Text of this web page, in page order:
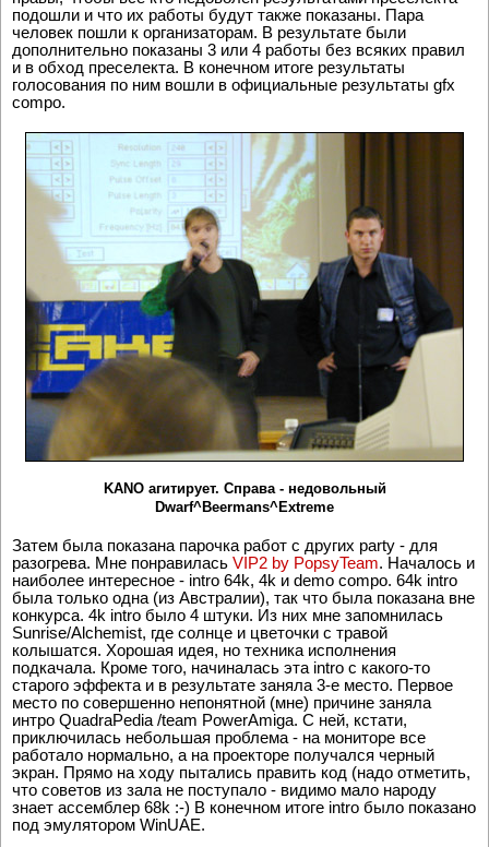
подошли и что их работы будут также показаны. Пара
человек пошли к организаторам. В результате были
дополнительно показаны 3 или 4 работы без всяких правил
и в обход преселекта. В конечном итоге результаты
голосования по ним вошли в официальные результаты gfx
compo.
KANO агитирует. Справа - недовольный
Dwarf^Beermans^Extreme
Затем была показана парочка работ с других party - для
разогрева. Мне понравилась VIP2 by PopsyTeam. Началось и
наиболее интересное - intro 64k, 4k и demo compo. 64k intro
была только одна (из Австралии), так что была показана вне
конкурса. 4k intro было 4 штуки. Из них мне запомнилась
Sunrise/Alchemist, где солнце и цветочки с травой
колышатся. Хорошая идея, но техника исполнения
подкачала. Кроме того, начиналась эта intro с какого-то
старого эффекта и в результате заняла 3-е место. Первое
место по совершенно непонятной (мне) причине заняла
интро QuadraPedia /team PowerAmiga. С ней, кстати,
приключилась небольшая проблема - на мониторе все
работало нормально, а на проекторе получался черный
экран. Прямо на ходу пытались править код (надо отметить,
что советов из зала не поступало - видимо мало народу
знает ассемблер 68k :-) В конечном итоге intro было показано
под эмулятором WinUAE.